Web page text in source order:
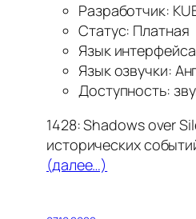
Разработчик:
Статус: Платная
Язык
Язык озвучки:
Доступность:
1428: Shadows over
исторических
(далее…)